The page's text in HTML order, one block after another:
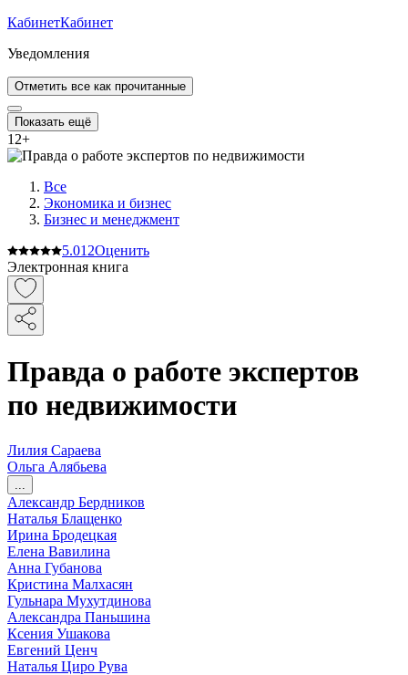
КабинетКабинет
Уведомления
Отметить все как прочитанные
Показать ещё
12+
Все
Экономика и бизнес
Бизнес и менеджмент
5.012Оценить
Электронная книга
Правда о работе экспертов
по недвижимости
Лилия Сараева
Ольга Алябьева
Александр Бердников
Наталья Блащенко
Ирина Бродецкая
Елена Вавилина
Анна Губанова
Кристина Малхасян
Гульнара Мухутдинова
Александра Паньшина
Ксения Ушакова
Евгений Ценч
Наталья Циро Рува